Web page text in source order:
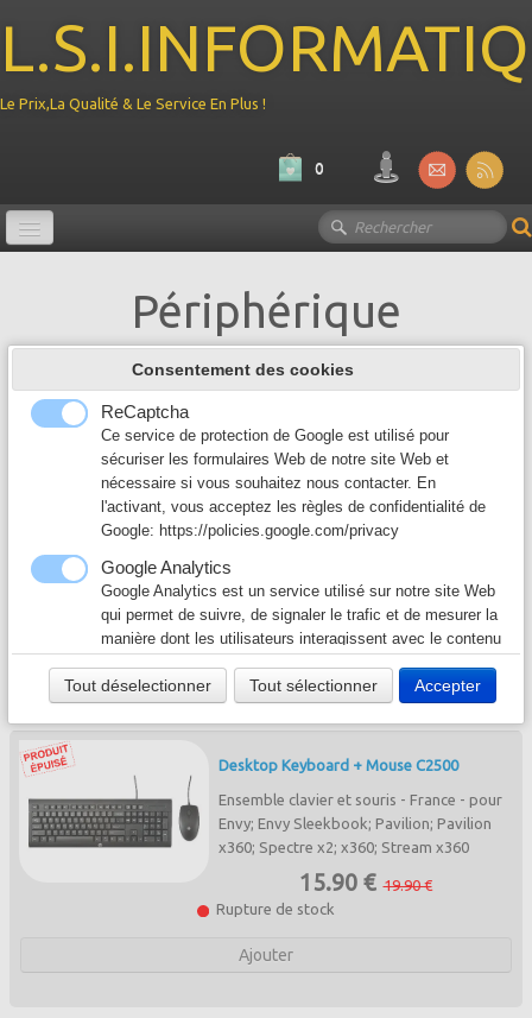
Le Prix,La Qualité & Le Service En Plus !
0
▼
Périphérique▼
Câble & Connecteur
Logiciel & Papier▼
Périphérique
Red pour gamer - Retroeclairage RGB -
AZERTY francais Sans-fil Non Clavier
mécanique Oui Rétro-éclairage Oui Type
de touches Cherry MX Red Couleur Noir
REF AORUS K1 EAN13 4719331551469
152.90 €
Rupture de stock
Ajouter
Desktop Keyboard + Mouse C2500
Ensemble clavier et souris - France - pour
Envy; Envy Sleekbook; Pavilion; Pavilion
x360; Spectre x2; x360; Stream x360
15.90 € 19.90 €
Rupture de stock
Ajouter
Consentement des cookies
ReCaptcha
Ce service de protection de Google est utilisé pour
sécuriser les formulaires Web de notre site Web et
nécessaire si vous souhaitez nous contacter. En
l'activant, vous acceptez les règles de confidentialité de
Google: https://policies.google.com/privacy
Google Analytics
Google Analytics est un service utilisé sur notre site Web
qui permet de suivre, de signaler le trafic et de mesurer la
manière dont les utilisateurs interagissent avec le contenu
meilleurs services.
Google Ad
contenu publicitaire. En l'activant, vous acceptez les
règles de confidentialité de Google:
https://policies.google.com/technologies/ads?hl=fr
Tout déselectionner Tout sélectionner Accepter